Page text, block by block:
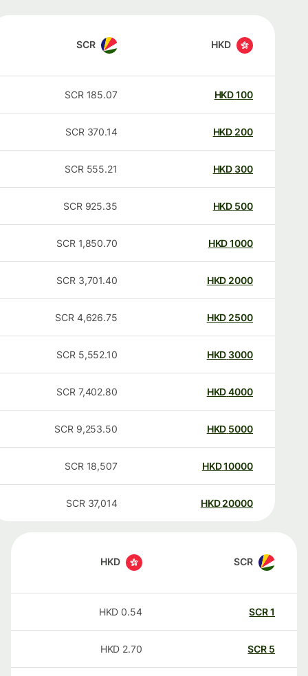
HKD
SCR
100
HKD
185.07
SCR
200
HKD
370.14
SCR
300
HKD
555.21
SCR
500
HKD
925.35
SCR
1000
HKD
1,850.70
SCR
2000
HKD
3,701.40
SCR
2500
HKD
4,626.75
SCR
3000
HKD
5,552.10
SCR
4000
HKD
7,402.80
SCR
5000
HKD
9,253.50
SCR
10000
HKD
18,507
SCR
20000
HKD
37,014
SCR
SCR
HKD
SCR
0.54
HKD
SCR
2.70
HKD